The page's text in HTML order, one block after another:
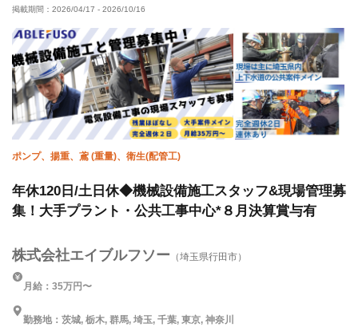
車・バイク通勤OK 残業ゼロ
掲載期間： 2026/04/17 - 2026/10/16
ポンプ、揚重、鳶 (重量)、衛生(配管工)
年休120日/土日休◆機械設備施工スタッフ&現場管理募
集！⼤⼿プラント・公共工事中心*８月決算賞与有
株式会社エイブルフソー （埼玉県行田市）
月給：35万円〜
勤務地：茨城, 栃木, 群馬, 埼玉, 千葉, 東京, 神奈川